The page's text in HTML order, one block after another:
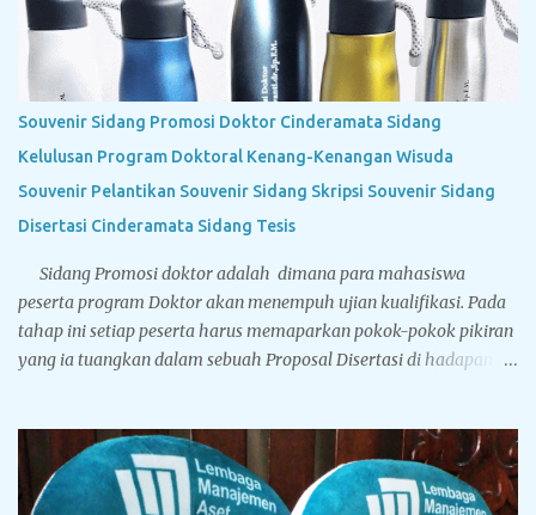
Souvenir Sidang Promosi Doktor Cinderamata Sidang
Kelulusan Program Doktoral Kenang-Kenangan Wisuda
Souvenir Pelantikan Souvenir Sidang Skripsi Souvenir Sidang
Disertasi Cinderamata Sidang Tesis
Sidang Promosi doktor adalah dimana para mahasiswa
peserta program Doktor akan menempuh ujian kualifikasi. Pada
tahap ini setiap peserta harus memaparkan pokok-pokok pikiran
yang ia tuangkan dalam sebuah Proposal Disertasi di hadapan
ditindaklanjuti menjadi sebuah Disertasi, maka peserta berhak
menyandang titel Kandidat Doktor. Tegarcrafts sebagai
perusahaan spesialis penyedia souvenir untuk instansi